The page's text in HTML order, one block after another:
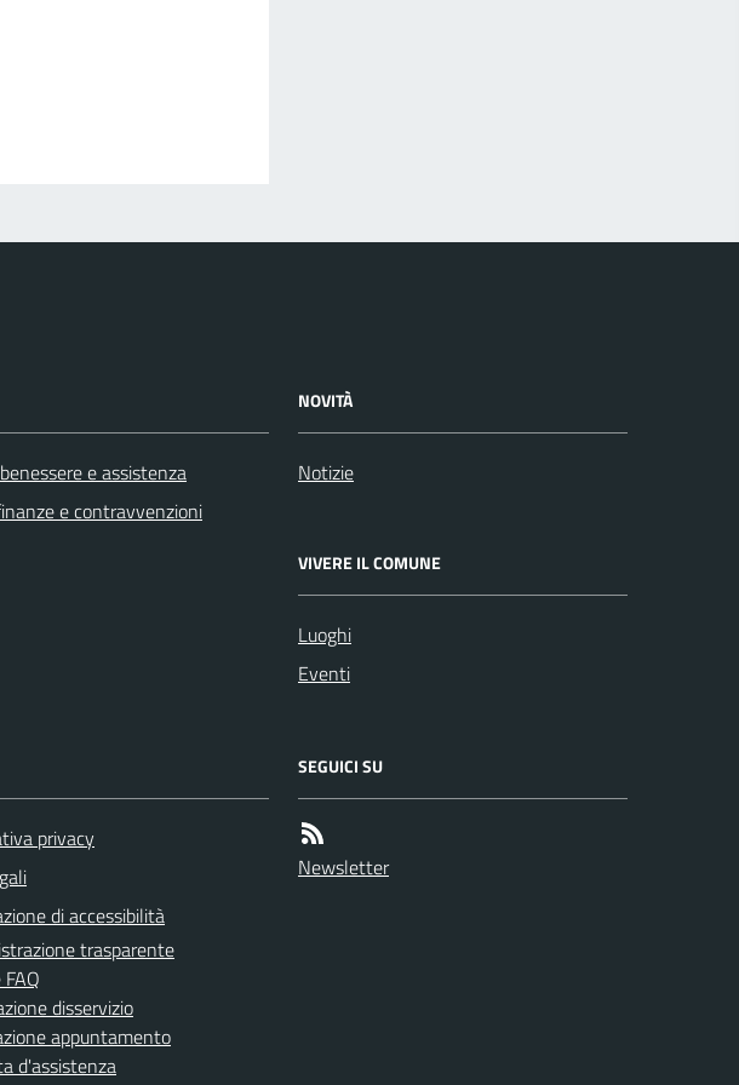
e assistenza
e contravvenzioni
NOVITÀ
Notizie
VIVERE IL COMUNE
Luoghi
Eventi
privacy
di accessibilità
trasparente
disservizio
appuntamento
d'assistenza
SEGUICI SU
Newsletter